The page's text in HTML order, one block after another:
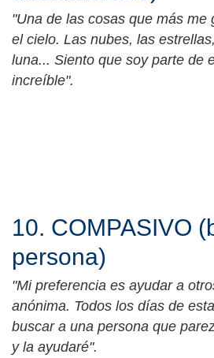
"Una de las cosas que más me
el cielo. Las nubes, las
luna... Siento que soy parte de
increíble".
10. COMPASIVO
persona)
"Mi preferencia es ayudar a
anónima. Todos los días de
buscar a una persona que
y la ayudaré".